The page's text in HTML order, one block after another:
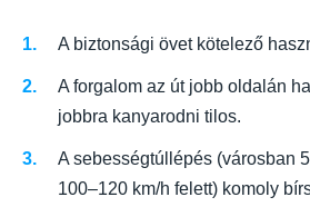
A biztonsági övet kötelező
A forgalom az út jobb oldalán
jobbra kanyarodni tilos.
A sebességtúllépés (városban
100–120 km/h felett) komoly